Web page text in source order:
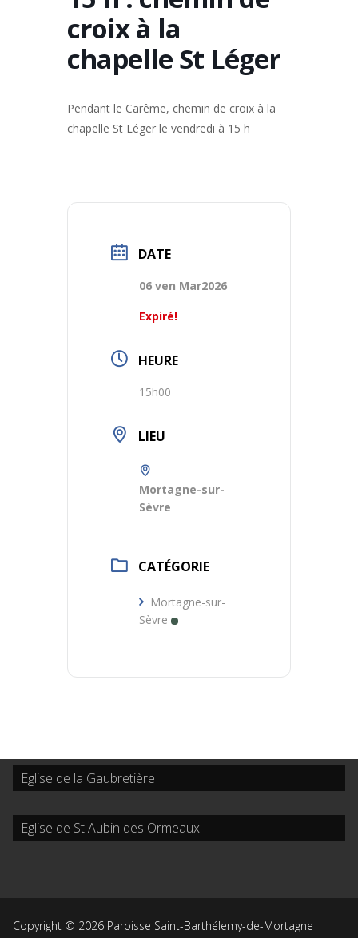
croix à la
chapelle St Léger
Pendant le Carême, chemin de croix à la
chapelle St Léger le vendredi à 15 h
DATE
06 ven Mar2026
Expiré!
HEURE
15h00
LIEU
Mortagne-sur-
Sèvre
CATÉGORIE
Mortagne-sur-
Sèvre
Eglise de la Gaubretière
Eglise de St Aubin des Ormeaux
Copyright © 2026 Paroisse Saint-Barthélemy-de-Mortagne